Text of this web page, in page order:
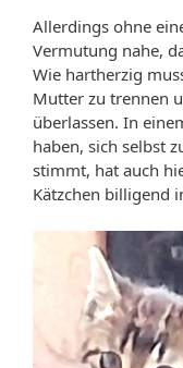
Allerdings ohne
Vermutung nahe,
Wie hartherzig
Mutter zu trennen
überlassen. In
haben, sich selbst
stimmt, hat auch
Kätzchen billigend